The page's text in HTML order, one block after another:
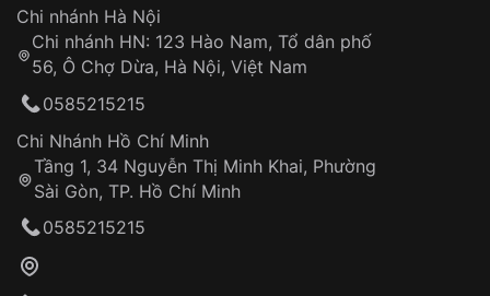
Hotline: 0585 215 215
Từ khóa SEO:
Khách hàng kiểm tra và thanh toán trực tiếp
Đảm bảo quyền lợi khách hàng
Đồng hành cùng khách hàng trong suốt quá
trình sử dụng
Chi nhánh Hà Nội
Chi nhánh HN: 123 Hào Nam, Tổ dân phố
56, Ô Chợ Dừa, Hà Nội, Việt Nam
0585215215
Chi Nhánh Hồ Chí Minh
Tầng 1, 34 Nguyễn Thị Minh Khai, Phường
Sài Gòn, TP. Hồ Chí Minh
0585215215